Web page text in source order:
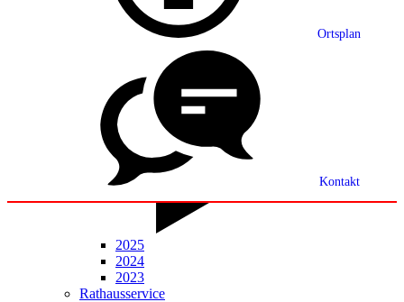
Ortsplan
Kontakt
Grußwort
Ortsplan
Partnerschaft
Statistik
Mitteilungsblatt
2025
2024
2023
Rathausservice